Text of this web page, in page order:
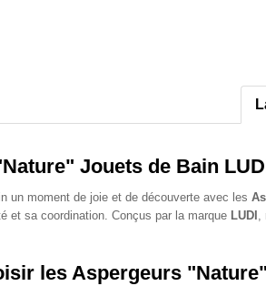
Jouets de Bain
un moment de joie et de découverte avec les
et sa coordination. Conçus par la marque LUDI
les Aspergeurs